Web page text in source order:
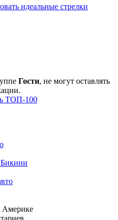
Гости, не могут оставлять
ТОП-100